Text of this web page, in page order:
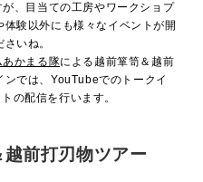
、目当ての工房やワークショプ
験以外にも様々なイベントが開
いね。
かまる隊による越前箪笥＆越前
では、YouTubeでのトークイ
の配信を行います。
前打刃物ツアー